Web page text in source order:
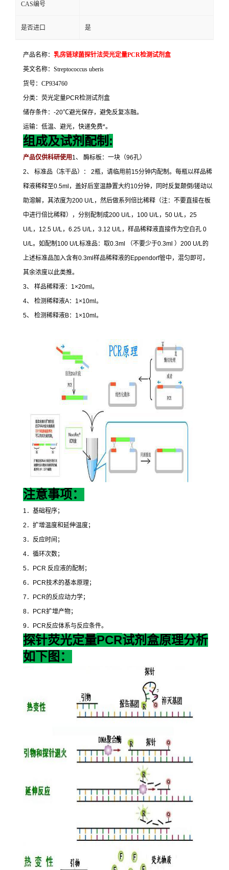
CAS编号
是否进口 是
产品名称： 乳房链球菌探针法荧光定量PCR检测试剂盒
英文名称： Streptococcus uberis
货号： CP934760
分类：荧光定量PCR检测试剂盒
储存条件： -20℃避光保存，避免反复冻融。
运输：低温、避光，快递免费*。
组成及试剂配制 :
产品仅供科研使用 1、 酶标板：一块（96孔）
2、 标准品（冻干品）： 2瓶，请临用前15分钟内配制。每瓶以样品稀
释液稀释至0.5ml ，盖好后室温静置大约10分钟，同时反复颠倒/搓动以
助溶解，其浓度为200 U/L，然后做系列倍比稀释（注：不要直接在板
中进行倍比稀释），分别配制成200 U/L， 100 U/L， 50 U/L， 25
U/L， 12.5 U/L， 6.25 U/L， 3.12 U/L，样品稀释液直接作为空白孔 0
U/L。如配制 100 U/L标准品：取0.3ml （不要少于0.3ml ） 200 U/L的
上述标准品加入含有0.3ml 样品稀释液的Eppendorf管中，混匀即可，
其余浓度以此类推。
3、 样品稀释液： 1×20ml 。
4、 检测稀释液A： 1×10ml 。
5、 检测稀释液 B： 1×10ml 。
注意事项：
1 ．基础程序；
2 ．扩增温度和延伸温度；
3．反应时间；
4．循环次数；
5． PCR 反应液的配制；
6 ． PCR技术的基本原理；
7 ． PCR的反应动力学；
8． PCR扩增产物；
9． PCR反应体系与反应条件。
探针荧光定量PCR试剂盒原理分析
如下图：